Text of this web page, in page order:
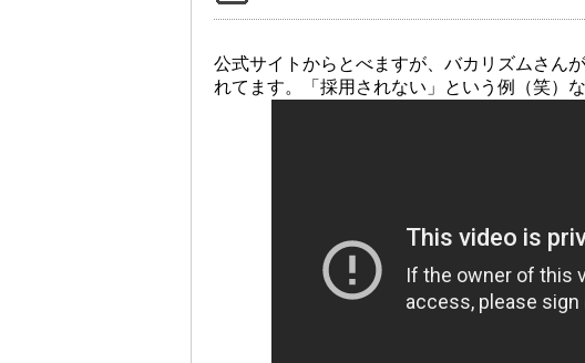
公式サイトからとべますが、バカリズムさん
れてます。「採用されない」という例（笑）